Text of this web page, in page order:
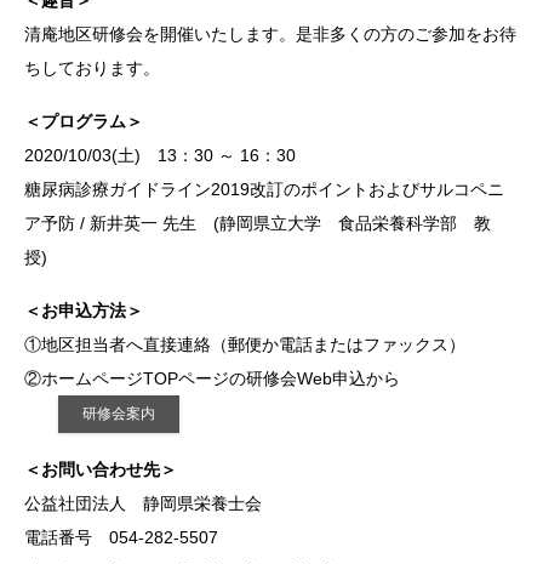
清庵地区研修会を開催いたします。是非多くの方のご参加をお待
ちしております。
＜プログラム＞
2020/10/03(土) 13：30 ～ 16：30
糖尿病診療ガイドライン2019改訂のポイントおよびサルコペニ
ア予防 / 新井英一 先生 (静岡県立大学 食品栄養科学部 教
授)
＜お申込方法＞
①地区担当者へ直接連絡（郵便か電話またはファックス）
②ホームページTOPページの研修会Web申込から
研修会案内
＜お問い合わせ先＞
公益社団法人 静岡県栄養士会
電話番号 054-282-5507